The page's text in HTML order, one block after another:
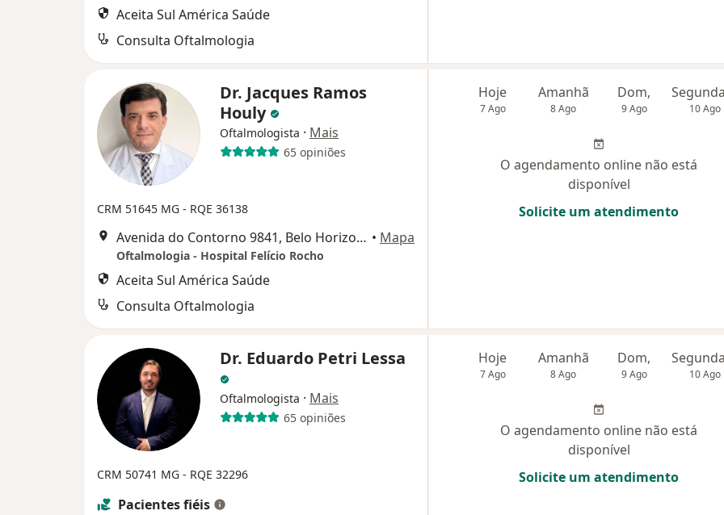
Aceita Sul América Saúde
Consulta Oftalmologia
Dr. Jacques Ramos
Houly
Oftalmologista · Mais
65 opiniões
CRM 51645 MG - RQE 36138
Avenida do Contorno 9841, Belo Horizonte • Mapa
Oftalmologia - Hospital Felício Rocho
Aceita Sul América Saúde
Consulta Oftalmologia
Hoje
7 Ago
Amanhã
8 Ago
Dom,
9 Ago 10 Ago
O agendamento online não está
disponível
Solicite um atendimento
Dr. Eduardo Petri Lessa
Oftalmologista · Mais
65 opiniões
CRM 50741 MG - RQE 32296
Pacientes fiéis
Hoje
7 Ago
Amanhã
8 Ago
Dom,
9 Ago 10 Ago
O agendamento online não está
disponível
Solicite um atendimento